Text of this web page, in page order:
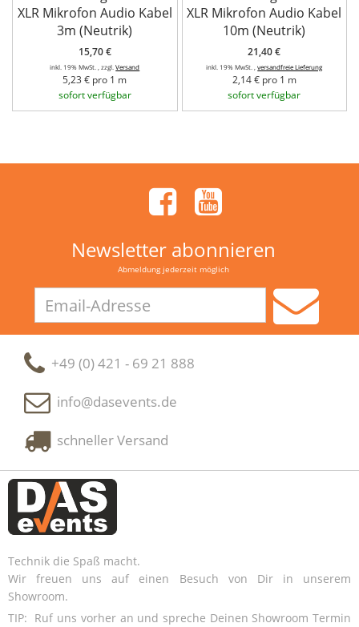
XLR Mikrofon Audio Kabel
3m (Neutrik)
15,70 €
inkl. 19% MwSt. , zzgl.Versand
5,23 € pro 1 m
sofort verfügbar
XLR Mikrofon Audio Kabel
10m (Neutrik)
21,40 €
inkl. 19% MwSt. ,versandfreie Lieferung
2,14 € pro 1 m
sofort verfügbar
Newsletter abonnieren
Abmeldung jederzeit möglich
Adresse
+49 (0) 421 - 69 21 888
info@dasevents.de
schneller Versand
Technik die Spaß macht.
Wir freuen uns auf einen Besuch von Dir in unserem
Showroom.
TIP: Ruf uns vorher an und spreche Deinen Showroom Termin